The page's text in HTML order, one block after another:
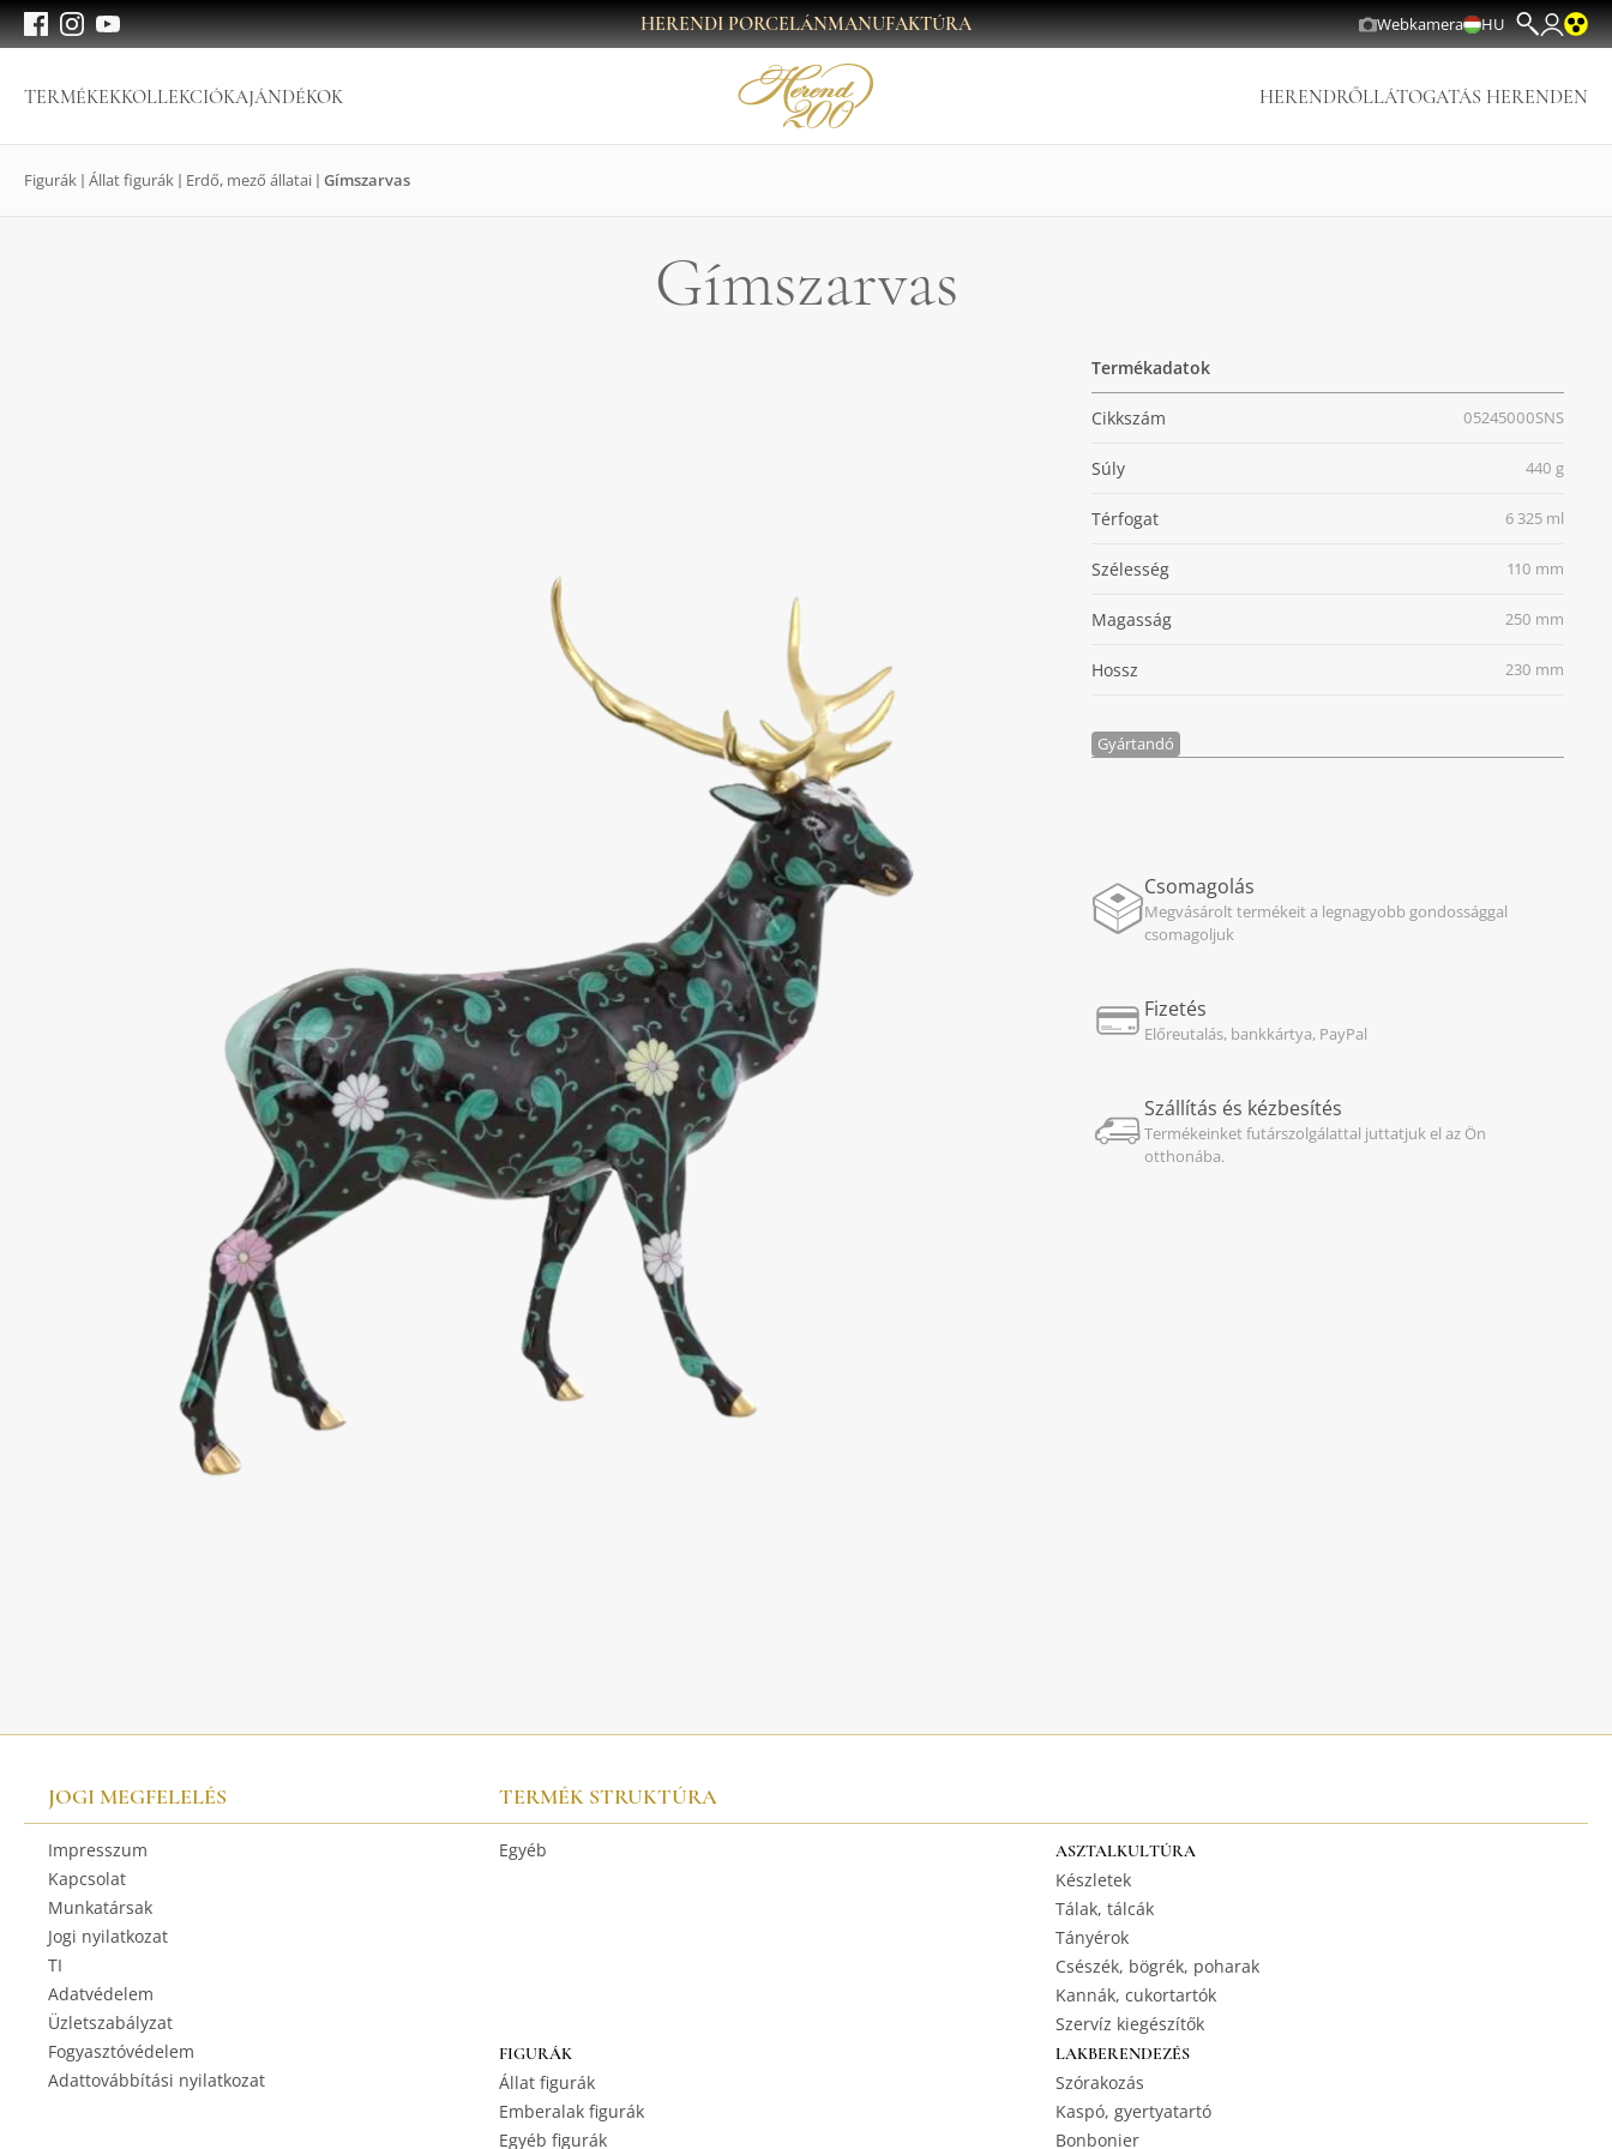
HERENDI PORCELÁNMANUFAKTÚRA Webkamera HU
TERMÉKEKKOLLEKCIÓKAJÁNDÉKOK HERENDRŐLLÁTOGATÁS HERENDEN
Figurák Állat figurák Erdő, mező állatai Gímszarvas
Gímszarvas
Termékadatok
Cikkszám 05245000SNS
Súly 440 g
Térfogat 6 325 ml
Szélesség 110 mm
Magasság 250 mm
Hossz 230 mm
Gyártandó
Csomagolás
Megvásárolt termékeit a legnagyobb gondossággal
csomagoljuk
Fizetés
Előreutalás, bankkártya, PayPal
Szállítás és kézbesítés
Termékeinket futárszolgálattal juttatjuk el az Ön
otthonába.
JOGI MEGFELELÉS
Impresszum
Kapcsolat
Munkatársak
Jogi nyilatkozat
TI
Adatvédelem
Üzletszabályzat
Fogyasztóvédelem
Adattovábbítási nyilatkozat
TERMÉK STRUKTÚRA
Egyéb ASZTALKULTÚRA
Készletek
Tálak, tálcák
Tányérok
Csészék, bögrék, poharak
Kannák, cukortartók
Szervíz kiegészítők
FIGURÁK
Állat figurák
Emberalak figurák
Egyéb figurák
LAKBERENDEZÉS
Szórakozás
Kaspó, gyertyatartó
Bonbonier